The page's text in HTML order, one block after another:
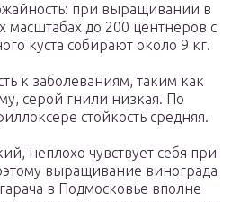
при выращивании в
до 200 центнеров с
куста собирают около 9 кг.
к заболеваниям, таким как
серой гнили низкая. По
стойкость средняя.
неплохо чувствует себя при
выращивание винограда
в Подмосковье вполне